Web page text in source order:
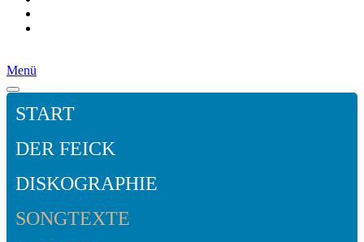
Menü
START
DER FEICK
DISKOGRAPHIE
SONGTEXTE